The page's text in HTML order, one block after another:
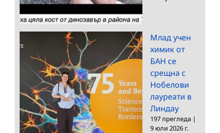
Млад учен
химик от
БАН се
срещна с
Нобелови
лауреати в
Линдау
197 прегледа |
9 юли 2026 г.